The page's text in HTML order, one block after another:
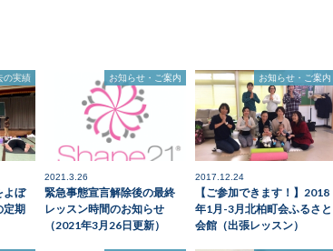
の実績
よぼ
定期
お知らせ・ご案内
2021.3.26
緊急事態宣言解除後の最終
レッスン時間のお知らせ
（2021年3月26日更新）
お知らせ・ご案内
2017.12.24
【ご参加できます！】2018
年1月-3月北柏町会ふるさと
会館（出張レッスン）